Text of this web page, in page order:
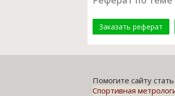
Заказать реферат
Помогите сайту
Спортивная